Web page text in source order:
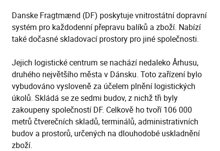
Danske Fragtmænd (DF) poskytuje vnitrostátní dopravní
systém pro každodenní přepravu balíků a zboží. Nabízí
také dočasné skladovací prostory pro jiné společnosti.
Jejich logistické centrum se nachází nedaleko Århusu,
druhého největšího města v Dánsku. Toto zařízení bylo
vybudováno vysloveně za účelem plnění logistických
úkolů. Skládá se ze sedmi budov, z nichž tři byly
zakoupeny společností DF. Celkově ho tvoří 106 000
metrů čtverečních skladů, terminálů, administrativních
budov a prostorů, určených na dlouhodobé uskladnění
zboží.